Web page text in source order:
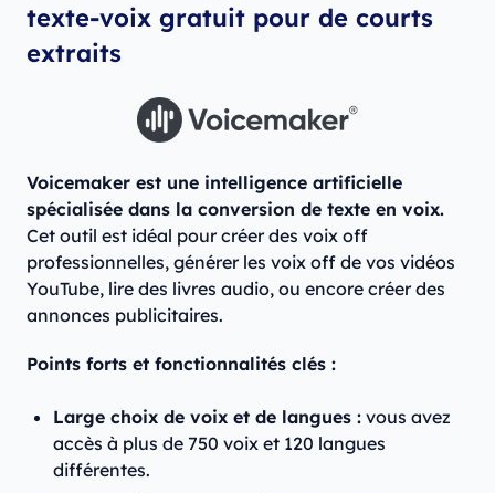
texte-voix gratuit pour de courts
extraits
Voicemaker est une intelligence artificielle
spécialisée dans la conversion de texte en voix.
Cet outil est idéal pour créer des voix off
professionnelles, générer les voix off de vos vidéos
YouTube, lire des livres audio, ou encore créer des
annonces publicitaires.
Points forts et fonctionnalités clés :
Large choix de voix et de langues : vous avez
accès à plus de 750 voix et 120 langues
différentes.